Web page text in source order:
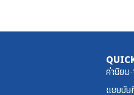
ค่านิยม
แบบบัน